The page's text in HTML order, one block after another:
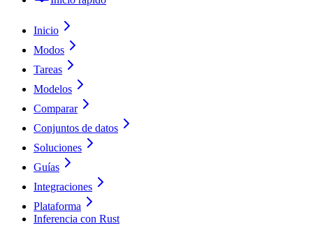
Inicio
Modos
Tareas
Modelos
Comparar
Conjuntos de datos
Soluciones
Guías
Integraciones
Plataforma
Inferencia con Rust